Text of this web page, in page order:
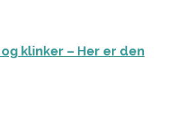
klinker – Her er den